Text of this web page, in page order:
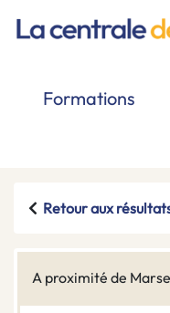
Formations
Retour aux
A proximité de